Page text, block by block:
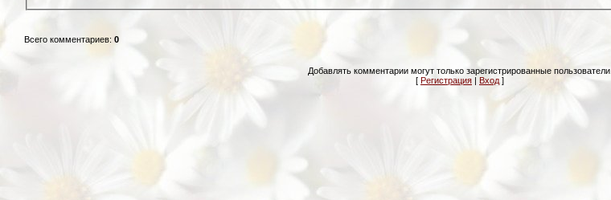
Всего комментариев: 0
Добавлять комментарии могут только зарегистрированные пользователи.
[ Регистрация Вход ]